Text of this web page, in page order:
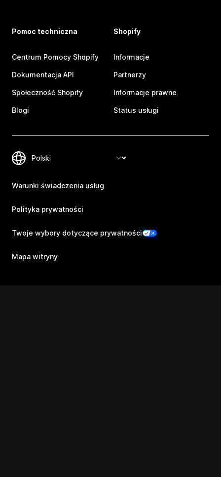
Pomoc techniczna
Centrum Pomocy Shopify
Dokumentacja API
Społeczność Shopify
Blogi
Shopify
Informacje
Partnerzy
Informacje prawne
Status usługi
Warunki świadczenia usług
Polityka prywatności
Twoje wybory dotyczące prywatności
Mapa witryny